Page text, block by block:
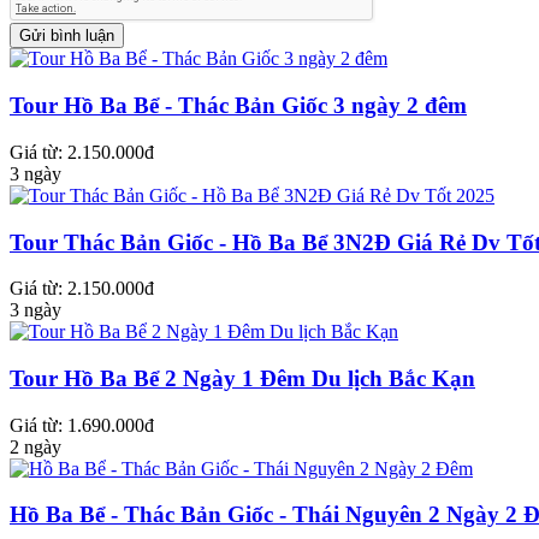
Tour Hồ Ba Bể - Thác Bản Giốc 3 ngày 2 đêm
Giá từ: 2.150.000đ
3 ngày
Tour Thác Bản Giốc - Hồ Ba Bể 3N2Đ Giá Rẻ Dv
Giá từ: 2.150.000đ
3 ngày
Tour Hồ Ba Bể 2 Ngày 1 Đêm Du lịch Bắc Kạn
Giá từ: 1.690.000đ
2 ngày
Hồ Ba Bể - Thác Bản Giốc - Thái Nguyên 2 Ngày 2